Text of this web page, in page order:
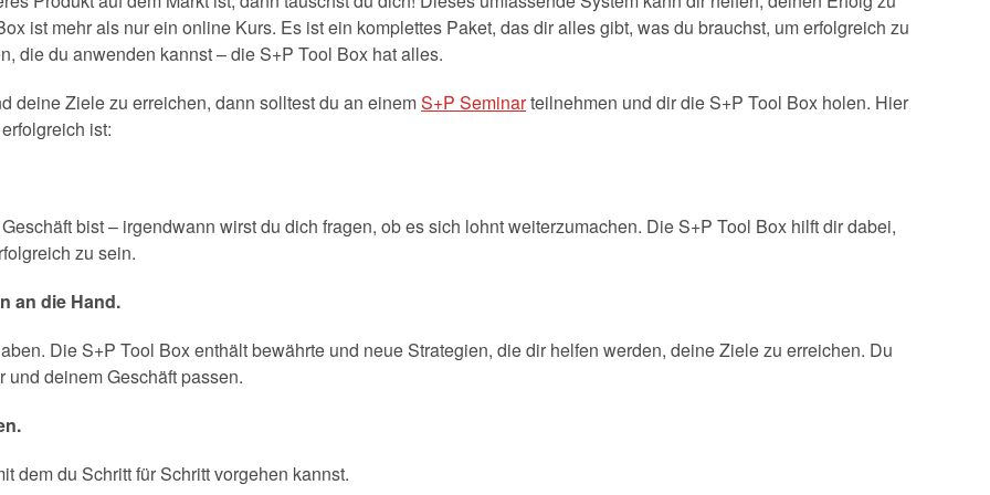
ist mehr als nur ein online Kurs. Es ist ein komplettes Paket, das dir alles gibt, was du brauchst, um erfolgreich zu
die du anwenden kannst – die S+P Tool Box hat alles.
deine Ziele zu erreichen, dann solltest du an einemS+P Seminarteilnehmen und dir die S+P Tool Box holen. Hier
ist:
bist – irgendwann wirst du dich fragen, ob es sich lohnt weiterzumachen. Die S+P Tool Box hilft dir dabei,
zu sein.
an die Hand.
Die S+P Tool Box enthält bewährte und neue Strategien, die dir helfen werden, deine Ziele zu erreichen. Du
deinem Geschäft passen.
dem du Schritt für Schritt vorgehen kannst.